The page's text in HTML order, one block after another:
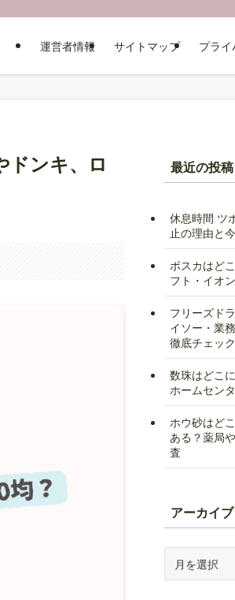
運営者情報 サイトマップ プラ
ドンキ、ロ 最近の投稿
休息時間 ツ
止の理由と
ポスカはど
フト・イオ
フリーズド
イソー・業
徹底チェック
数珠はどこ
ホームセン
ホウ砂はど
ある？薬局
査
アーカイブ